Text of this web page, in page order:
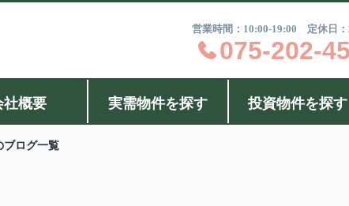
営業時間：10:00-19:00 定休日：
075-202-
社概要 実需物件を探す 投資物件を探す
ブログ一覧